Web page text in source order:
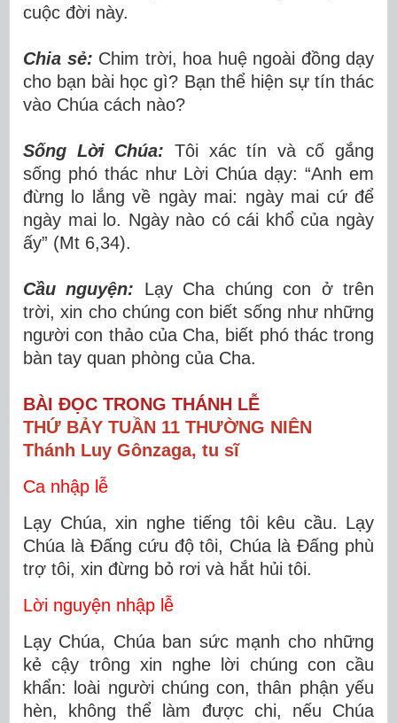
cuộc đời này.
Chia sẻ: Chim trời, hoa huệ ngoài đồng dạy
cho bạn bài học gì? Bạn thể hiện sự tín thác
vào Chúa cách nào?
Sống Lời Chúa: Tôi xác tín và cố gắng
sống phó thác như Lời Chúa dạy: “Anh em
đừng lo lắng về ngày mai: ngày mai cứ để
ngày mai lo. Ngày nào có cái khổ của ngày
ấy” (Mt 6,34).
Cầu nguyện: Lạy Cha chúng con ở trên
trời, xin cho chúng con biết sống như những
người con thảo của Cha, biết phó thác trong
bàn tay quan phòng của Cha.
BÀI ĐỌC TRONG THÁNH LỄ
THỨ BẢY TUẦN 11 THƯỜNG NIÊN
Thánh Luy Gônzaga, tu sĩ
Ca nhập lễ
Lạy Chúa, xin nghe tiếng tôi kêu cầu. Lạy
Chúa là Đấng cứu độ tôi, Chúa là Đấng phù
trợ tôi, xin đừng bỏ rơi và hắt hủi tôi.
Lời nguyện nhập lễ
Lạy Chúa, Chúa ban sức mạnh cho những
kẻ cậy trông xin nghe lời chúng con cầu
khẩn: loài người chúng con, thân phận yếu
hèn, không thể làm được chi, nếu Chúa